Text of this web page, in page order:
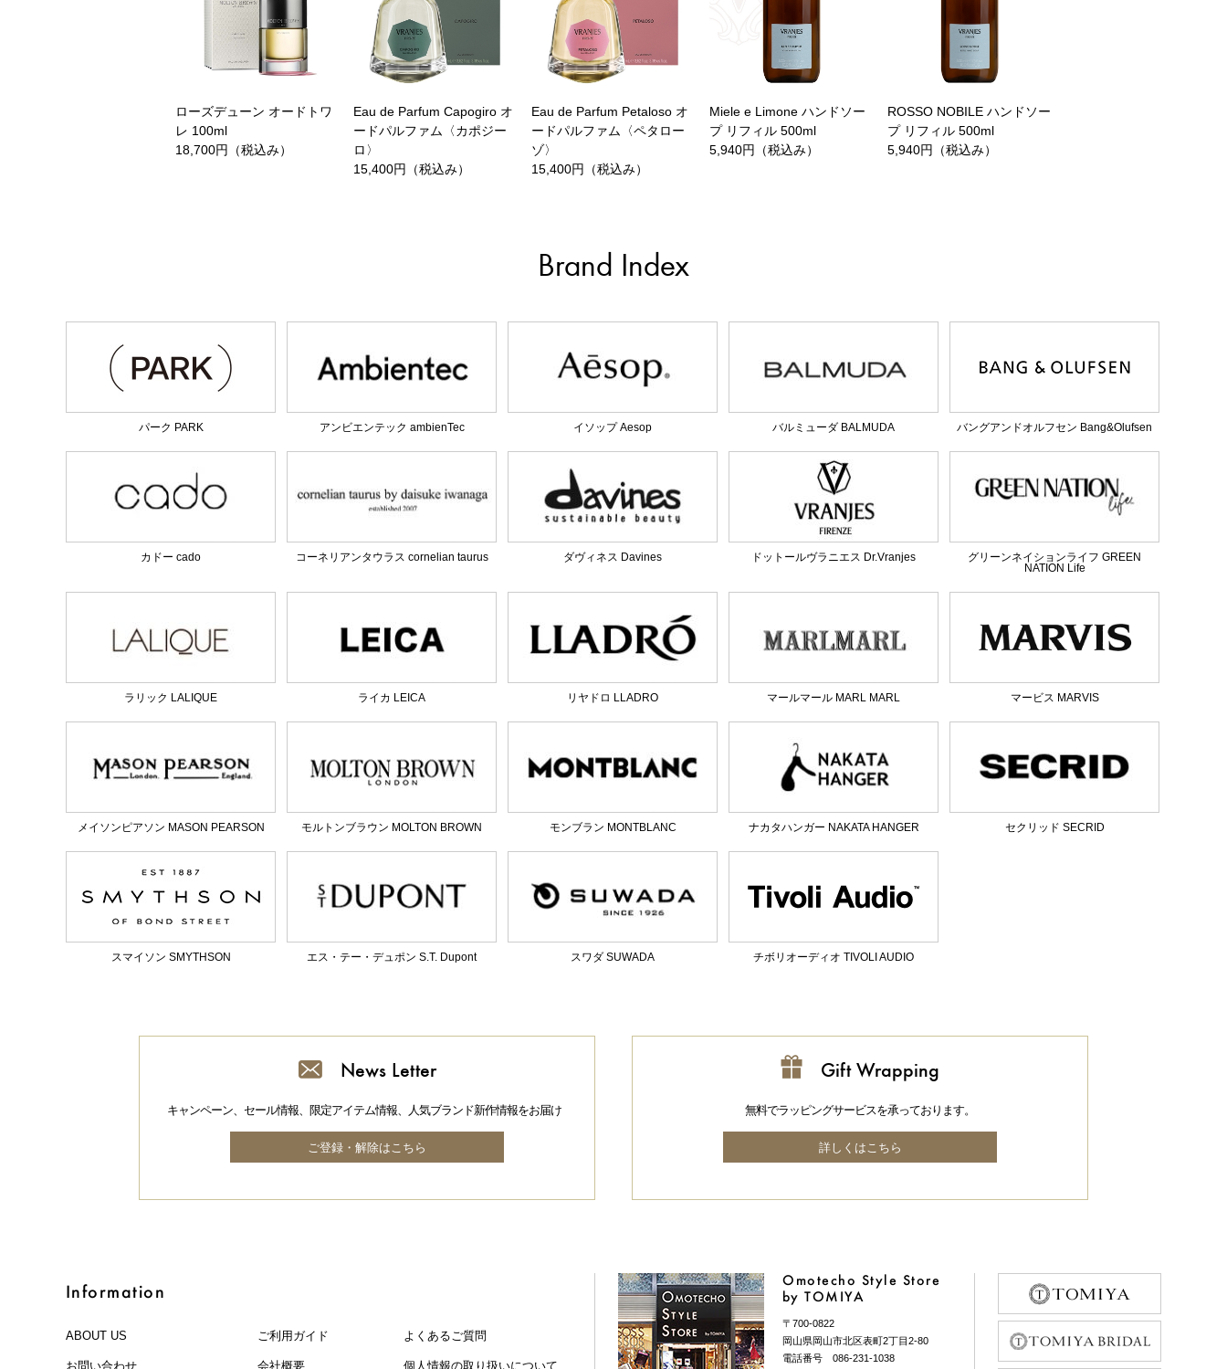
ローズデューン オードトワ
レ 100ml
18,700円（税込み）
Eau de Parfum Capogiro オ
ードパルファム〈カポジー
ロ〉
15,400円（税込み）
Eau de Parfum Petaloso オ
ードパルファム〈ペタロー
ゾ〉
15,400円（税込み）
Miele e Limone ハンドソー
プ リフィル 500ml
5,940円（税込み）
ROSSO NOBILE ハンドソー
プ リフィル 500ml
5,940円（税込み）
Brand Index
パーク PARK アンビエンテック ambienTec イソップ Aesop バルミューダ BALMUDA バングアンドオルフセン Bang&Olufsen
カドー cado コーネリアンタウラス cornelian taurus ダヴィネス Davines ドットールヴラニエス Dr.Vranjes
グリーンネイションライフ GREEN
NATION Life
ラリック LALIQUE ライカ LEICA リヤドロ LLADRO マールマール MARL MARL マービス MARVIS
メイソンピアソン MASON PEARSON モルトンブラウン MOLTON BROWN モンブラン MONTBLANC ナカタハンガー NAKATA HANGER セクリッド SECRID
スマイソン SMYTHSON エス・テー・デュポン S.T. Dupont スワダ SUWADA チボリオーディオ TIVOLI AUDIO
News Letter
キャンペーン、セール情報、限定アイテム情報、人気ブランド新作情報をお届け
ご登録・解除はこちら
Gift Wrapping
無料でラッピングサービスを承っております。
詳しくはこちら
Information
ABOUT US ご利用ガイド よくあるご質問
お問い合わせ 会社概要 個人情報の取り扱いについて
Omotecho Style Store
by TOMIYA
〒700-0822
岡山県岡山市北区表町2丁目2-80
電話番号 086-231-1038